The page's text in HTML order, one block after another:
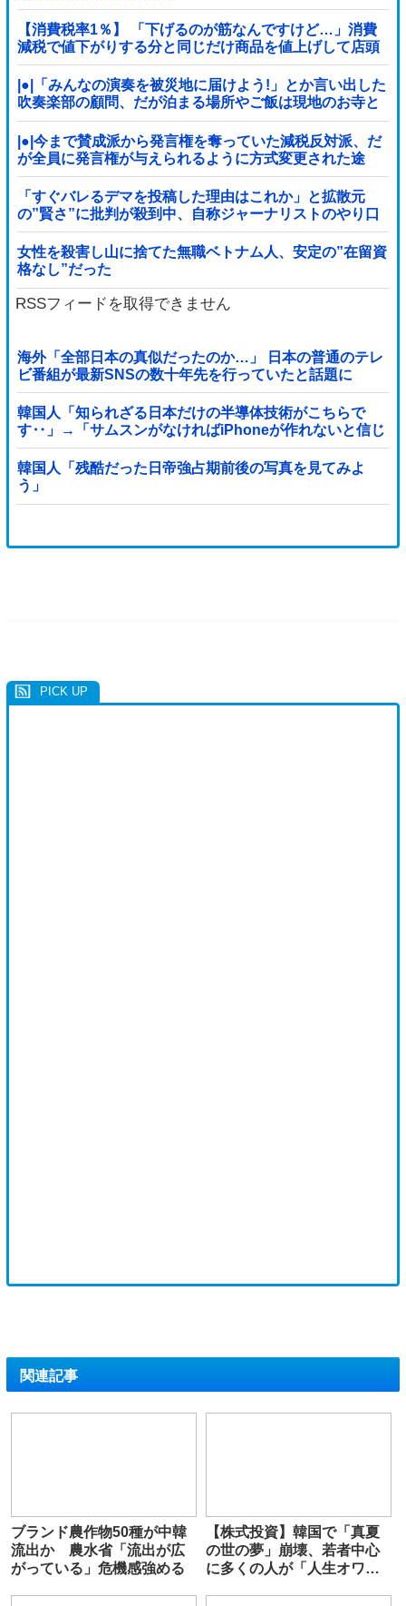
【消費税率1％】 「下げるのが筋なんですけど…」消費
減税で値下がりする分と同じだけ商品を値上げして店頭
価格を変えない店も
|●|「みんなの演奏を被災地に届けよう!」とか言い出した
吹奏楽部の顧問、だが泊まる場所やご飯は現地のお寺と
かホテルとか……
|●|今まで賛成派から発言権を奪っていた減税反対派、だ
が全員に発言権が与えられるように方式変更された途
端……
「すぐバレるデマを投稿した理由はこれか」と拡散元
の”賢さ”に批判が殺到中、自称ジャーナリストのやり口
というのが……
女性を殺害し山に捨てた無職ベトナム人、安定の”在留資
格なし”だった
RSSフィードを取得できません
海外「全部日本の真似だったのか…」 日本の普通のテレ
ビ番組が最新SNSの数十年先を行っていたと話題に
韓国人「知られざる日本だけの半導体技術がこちらで
す‥」→「サムスンがなければiPhoneが作れないと信じ
ていたのに‥」
韓国人「残酷だった日帝強占期前後の写真を見てみよ
う」
関連記事
ブランド農作物50種が中韓
流出か 農水省「流出が広
がっている」危機感強める
【株式投資】韓国で「真夏
の世の夢」崩壊、若者中心
に多くの人が「人生オワ